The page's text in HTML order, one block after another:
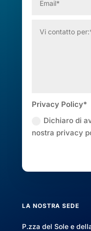
Privacy Policy*
Dichiaro di
nostra privacy
LA NOSTRA SEDE
P.zza del Sole e